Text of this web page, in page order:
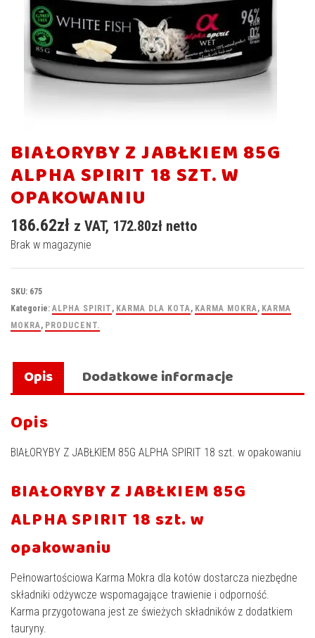
BIAŁORYBY Z JABŁKIEM 85G
ALPHA SPIRIT 18 SZT. W
OPAKOWANIU
186.62zł z VAT, 172.80zł netto
Brak w magazynie
SKU: 675
Kategorie: ALPHA SPIRIT , KARMA DLA KOTA, KARMA MOKRA, KARMA
MOKRA, PRODUCENT.
Opis Dodatkowe informacje
Opis
BIAŁORYBY Z JABŁKIEM 85G ALPHA SPIRIT 18 szt. w opakowaniu
BIAŁORYBY Z JABŁKIEM 85G
ALPHA SPIRIT 18 szt. w
opakowaniu
Pełnowartościowa Karma Mokra dla kotów dostarcza niezbędne
składniki odżywcze wspomagające trawienie i odporność.
Karma przygotowana jest ze świeżych składników z dodatkiem
tauryny.